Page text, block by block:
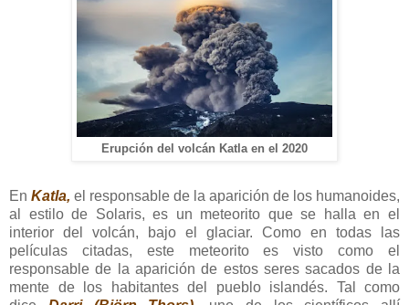
Erupción del volcán Katla en el 2020
En Katla, el responsable de la aparición de los humanoides,
al estilo de Solaris, es un meteorito que se halla en el
interior del volcán, bajo el glaciar. Como en todas las
películas citadas, este meteorito es visto como el
responsable de la aparición de estos seres sacados de la
mente de los habitantes del pueblo islandés. Tal como